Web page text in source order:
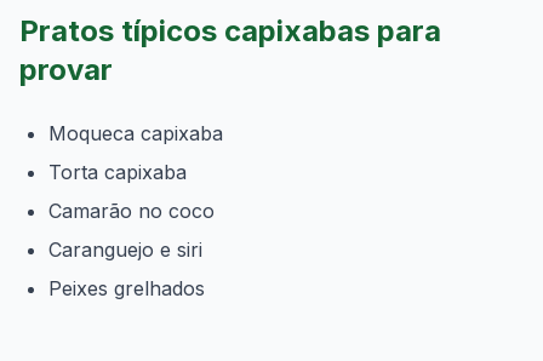
Pratos típicos capixabas para
provar
Moqueca capixaba
Torta capixaba
Camarão no coco
Caranguejo e siri
Peixes grelhados